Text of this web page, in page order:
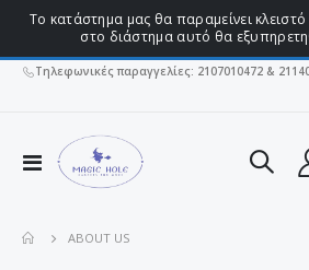
Το κατάστημα μας θα παραμείνει
στο διάστημα αυτό θα
Τηλεφωνικές παραγγελίες: 2107010472 &
Εναλλαγή
Πλοήγησης
ABOUT US